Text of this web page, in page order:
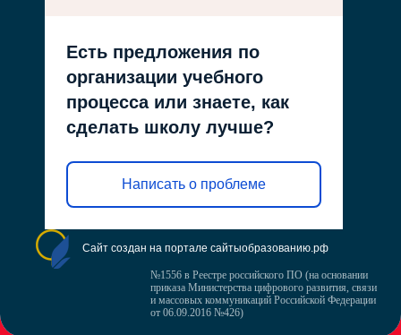
Есть предложения по
организации учебного
процесса или знаете, как
сделать школу лучше?
Написать о проблеме
Сайт создан на портале сайтыобразованию.рф
№1556 в Реестре российского ПО (на основании
приказа Министерства цифрового развития, связи
и массовых коммуникаций Российской Федерации
от 06.09.2016 №426)